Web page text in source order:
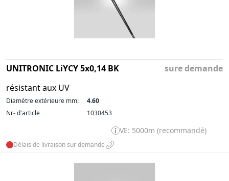
UNITRONIC LiYCY 5x0,14 BK
résistant aux UV
sure demande
Diamètre extérieure mm:
4.60
Nr- d'article
1030453
VE: 5000m (recommandé)
Délais de livraison sur demande